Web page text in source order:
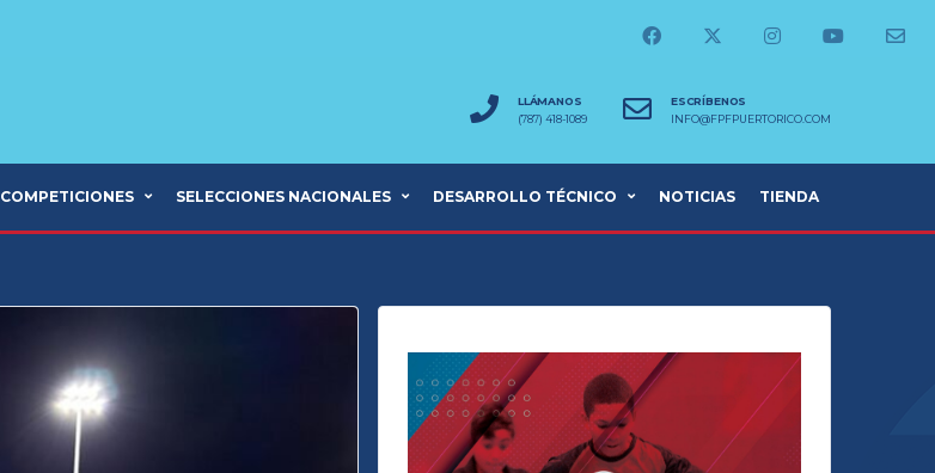
LLÁMANOS
(787) 418-1089
ESCRÍBENOS
INFO@FPFPUERTORICO.COM
COMPETICIONES SELECCIONES NACIONALES DESARROLLO TÉCNICO NOTICIAS TIENDA